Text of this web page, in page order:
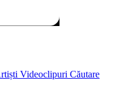
Videoclipuri Căutare